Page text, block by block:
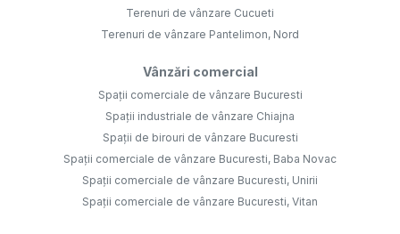
Terenuri de vânzare Cucueti
Terenuri de vânzare Pantelimon, Nord
Vânzări comercial
Spații comerciale de vânzare Bucuresti
Spații industriale de vânzare Chiajna
Spații de birouri de vânzare Bucuresti
Spații comerciale de vânzare Bucuresti, Baba Novac
Spații comerciale de vânzare Bucuresti, Unirii
Spații comerciale de vânzare Bucuresti, Vitan